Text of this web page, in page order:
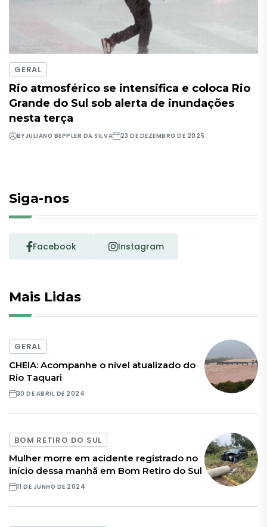
GERAL
Rio atmosférico se intensifica e coloca Rio
Grande do Sul sob alerta de inundações
nesta terça
BYJULIANO BEPPLER DA SILVA 23 DE DEZEMBRO DE 2025
Siga-nos
Facebook Instagram
Mais Lidas
GERAL
CHEIA: Acompanhe o nível atualizado do
Rio Taquari
30 DE ABRIL DE 2024
BOM RETIRO DO SUL
Mulher morre em acidente registrado no
início dessa manhã em Bom Retiro do Sul
11 DE JUNHO DE 2024